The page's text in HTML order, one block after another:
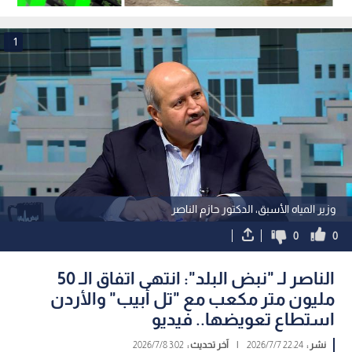
للشهر الرابع على التوالي
واشنطن
وزير المياه الأسبق، الدكتور حازم الناصر
1
0
0
الناصر لـ "نبض البلد": انتهى اتفاق الـ 50
مليون متر مكعب مع "تل أبيب" والأردن
استطاع تعويضها.. فيديو
نشر :22:24 2026/7/7
| آخر تحديث :3:02 2026/7/8